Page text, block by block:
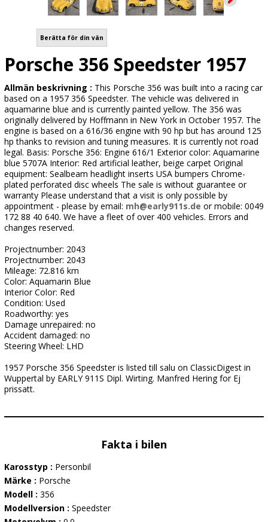
Berätta för din vän
Porsche 356 Speedster 1957
Allmän beskrivning : This Porsche 356 was built into a racing car
based on a 1957 356 Speedster. The vehicle was delivered in
aquamarine blue and is currently painted yellow. The 356 was
originally delivered by Hoffmann in New York in October 1957. The
engine is based on a 616/36 engine with 90 hp but has around 125
hp thanks to revision and tuning measures. It is currently not road
legal. Basis: Porsche 356: Engine 616/1 Exterior color: Aquamarine
blue 5707A Interior: Red artificial leather, beige carpet Original
equipment: Sealbeam headlight inserts USA bumpers Chrome-
plated perforated disc wheels The sale is without guarantee or
warranty Please understand that a visit is only possible by
appointment - please by email: mh@early911s.de or mobile: 0049
172 88 40 640. We have a fleet of over 400 vehicles. Errors and
changes reserved.
Projectnumber: 2043
Projectnumber: 2043
Mileage: 72.816 km
Color: Aquamarin Blue
Interior Color: Red
Condition: Used
Roadworthy: yes
Damage unrepaired: no
Accident damaged: no
Steering Wheel: LHD
1957 Porsche 356 Speedster is listed till salu on ClassicDigest in
Wuppertal by EARLY 911S Dipl. Wirting. Manfred Hering for Ej
prissatt.
Fakta i bilen
Karosstyp : Personbil
Märke : Porsche
Modell : 356
Modellversion : Speedster